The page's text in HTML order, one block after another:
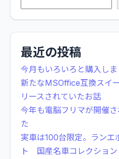
最近の投稿
今月もいろいろと購入し
新たなMSOffice互換スイ
リースされていたお話
今年も電脳フリマが開催
た
実車は100台限定。ランエ
ト 国産名車コレクショ